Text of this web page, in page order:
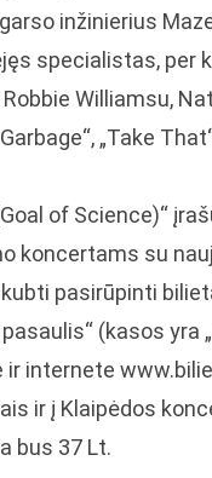
inžinierius
specialistas, per
Williamsu,
„Take
of Science)“
koncertams su
pasirūpinti
(kasos yra
internete
ir į Klaipėdos
bus 37 Lt.